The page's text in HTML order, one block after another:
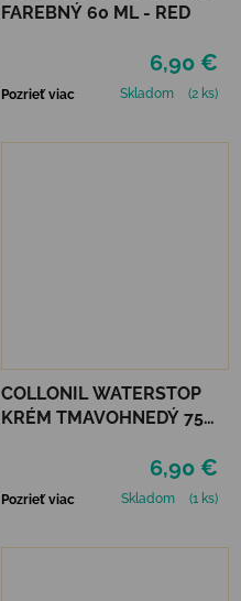
FAREBNÝ 60 ML - RED
6,90 €
Pozrieť viac Skladom (2 ks)
COLLONIL WATERSTOP
KRÉM TMAVOHNEDÝ 75
6,90 €
Pozrieť viac Skladom (1 ks)